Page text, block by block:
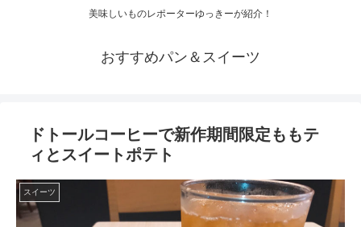
美味しいものレポーターゆっきーが紹介！
おすすめパン＆スイーツ
ドトールコーヒーで新作期間限定ももテ
ィとスイートポテト
スイーツ